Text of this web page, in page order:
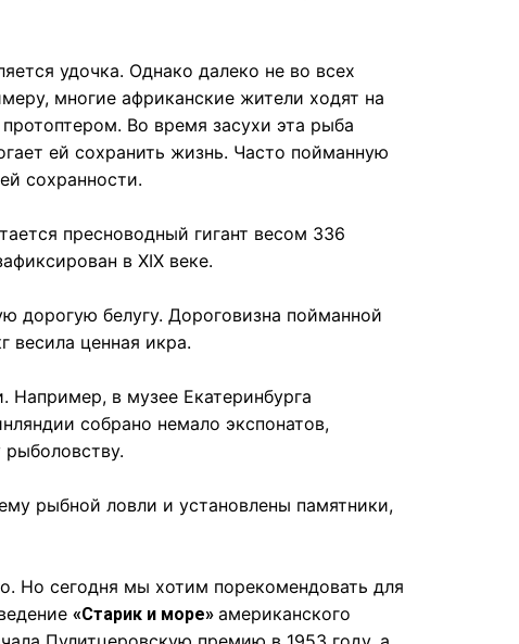
удочка. Однако далеко не во всех
многие африканские жители ходят на
Во время засухи эта рыба
ей сохранить жизнь. Часто пойманную
сохранности.
пресноводный гигант весом 336
в XIX веке.
дорогую белугу. Дороговизна пойманной
весила ценная икра.
в музее Екатеринбурга
собрано немало экспонатов,
рыбной ловли и установлены памятники,
Но сегодня мы хотим порекомендовать для
«Старик и море»американского